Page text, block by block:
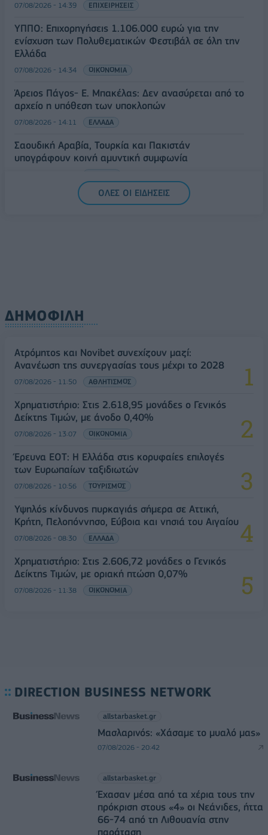
07/08/2026 - 14:39 ΕΠΙΧΕΙΡΗΣΕΙΣ
ΥΠΠΟ: Επιχορηγήσεις 1.106.000 ευρώ για την
ενίσχυση των Πολυθεματικών Φεστιβάλ σε όλη την
Ελλάδα
07/08/2026 - 14:34 ΟΙΚΟΝΟΜΙΑ
Άρειος Πάγος- Ε. Μπακέλας: Δεν ανασύρεται από το
αρχείο η υπόθεση των υποκλοπών
07/08/2026 - 14:11 ΕΛΛΑΔΑ
Σαουδική Αραβία, Τουρκία και Πακιστάν
υπογράφουν κοινή αμυντική συμφωνία
ΟΛΕΣ ΟΙ ΕΙΔΗΣΕΙΣ
ΔΗΜΟΦΙΛΗ
Ατρόμητος και Novibet συνεχίζουν μαζί:
Ανανέωση της συνεργασίας τους μέχρι το 2028
07/08/2026 - 11:50 ΑΘΛΗΤΙΣΜΟΣ
Χρηματιστήριο: Στις 2.618,95 μονάδες ο Γενικός
Δείκτης Τιμών, με άνοδο 0,40%
07/08/2026 - 13:07 ΟΙΚΟΝΟΜΙΑ
Έρευνα ΕΟΤ: Η Ελλάδα στις κορυφαίες επιλογές
των Ευρωπαίων ταξιδιωτών
07/08/2026 - 10:56 ΤΟΥΡΙΣΜΟΣ
Υψηλός κίνδυνος πυρκαγιάς σήμερα σε Αττική,
Κρήτη, Πελοπόννησο, Εύβοια και νησιά του Αιγαίου
07/08/2026 - 08:30 ΕΛΛΑΔΑ
Χρηματιστήριο: Στις 2.606,72 μονάδες ο Γενικός
Δείκτης Τιμών, με οριακή πτώση 0,07%
07/08/2026 - 11:38 ΟΙΚΟΝΟΜΙΑ
DIRECTION BUSINESS NETWORK
allstarbasket.gr
Μασλαρινός: «Χάσαμε το μυαλό μας»
07/08/2026 - 20:42
allstarbasket.gr
Έχασαν μέσα από τα χέρια τους την
πρόκριση στους «4» οι Νεάνιδες, ήττα
66-74 από τη Λιθουανία στην
παράταση